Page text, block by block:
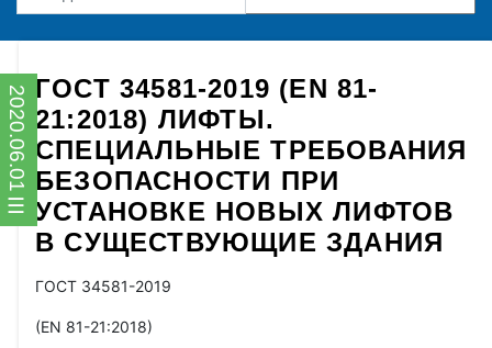
2020.06.01 ГОСТ 34581-2019 (EN 81-
21:2018) ЛИФТЫ.
СПЕЦИАЛЬНЫЕ ТРЕБОВАНИЯ
БЕЗОПАСНОСТИ ПРИ
УСТАНОВКЕ НОВЫХ ЛИФТОВ
В СУЩЕСТВУЮЩИЕ ЗДАНИЯ
ГОСТ 34581-2019
(EN 81-21:2018)